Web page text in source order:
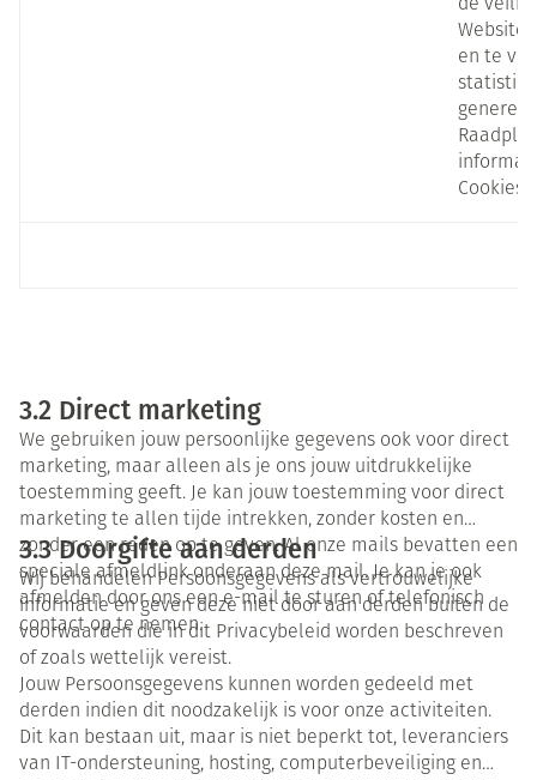
de
Website
en te
Cookies.
3.2 Direct marketing
We gebruiken jouw persoonlijke gegevens ook voor direct
marketing, maar alleen als je ons jouw uitdrukkelijke
toestemming geeft. Je kan jouw toestemming voor direct
marketing te allen tijde intrekken, zonder kosten en
zonder een reden op te geven. Al onze mails bevatten een
speciale afmeldlink onderaan deze mail. Je kan je ook
afmelden door ons een e-mail te sturen of telefonisch
contact op te nemen.
3.3 Doorgifte aan derden
Wij behandelen Persoonsgegevens als vertrouwelijke
informatie en geven deze niet door aan derden buiten de
voorwaarden die in dit Privacybeleid worden beschreven
of zoals wettelijk vereist.
Jouw Persoonsgegevens kunnen worden gedeeld met
derden indien dit noodzakelijk is voor onze activiteiten.
Dit kan bestaan uit, maar is niet beperkt tot, leveranciers
van IT-ondersteuning, hosting, computerbeveiliging en